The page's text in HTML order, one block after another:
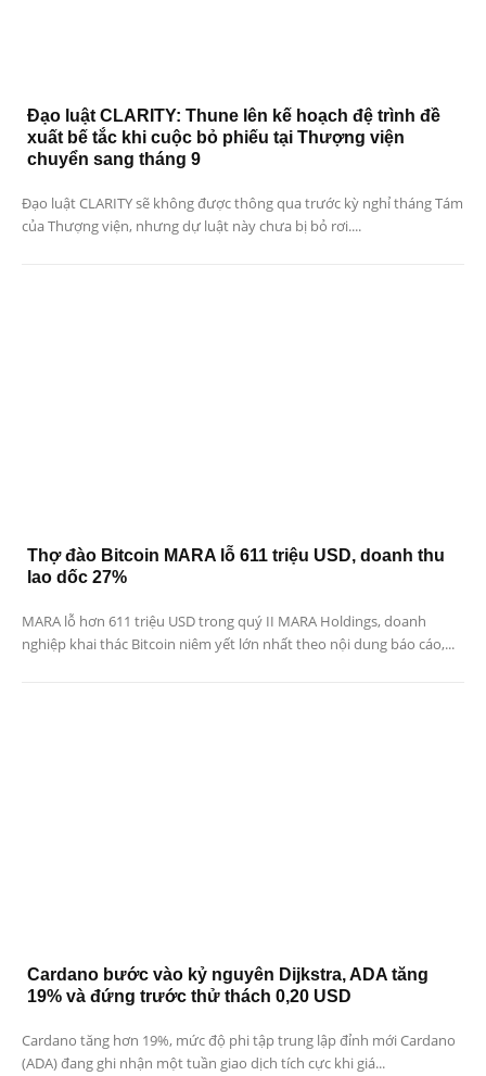
Đạo luật CLARITY: Thune lên kế hoạch đệ trình đề
xuất bế tắc khi cuộc bỏ phiếu tại Thượng viện
chuyển sang tháng 9
Đạo luật CLARITY sẽ không được thông qua trước kỳ nghỉ tháng Tám
của Thượng viện, nhưng dự luật này chưa bị bỏ rơi....
Thợ đào Bitcoin MARA lỗ 611 triệu USD, doanh thu
lao dốc 27%
MARA lỗ hơn 611 triệu USD trong quý II MARA Holdings, doanh
nghiệp khai thác Bitcoin niêm yết lớn nhất theo nội dung báo cáo,...
Cardano bước vào kỷ nguyên Dijkstra, ADA tăng
19% và đứng trước thử thách 0,20 USD
Cardano tăng hơn 19%, mức độ phi tập trung lập đỉnh mới Cardano
(ADA) đang ghi nhận một tuần giao dịch tích cực khi giá...